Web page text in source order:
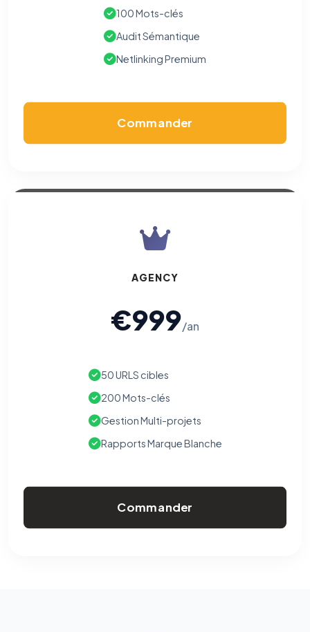
100 Mots-clés
Audit Sémantique
Netlinking Premium
Commander
AGENCY
€999/an
50 URLS cibles
200 Mots-clés
Gestion Multi-projets
Rapports Marque Blanche
Commander